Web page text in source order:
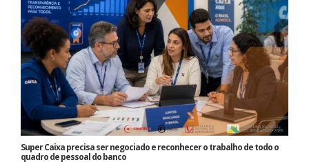
Super Caixa precisa ser negociado e reconhecer o trabalho de todo o
quadro de pessoal do banco